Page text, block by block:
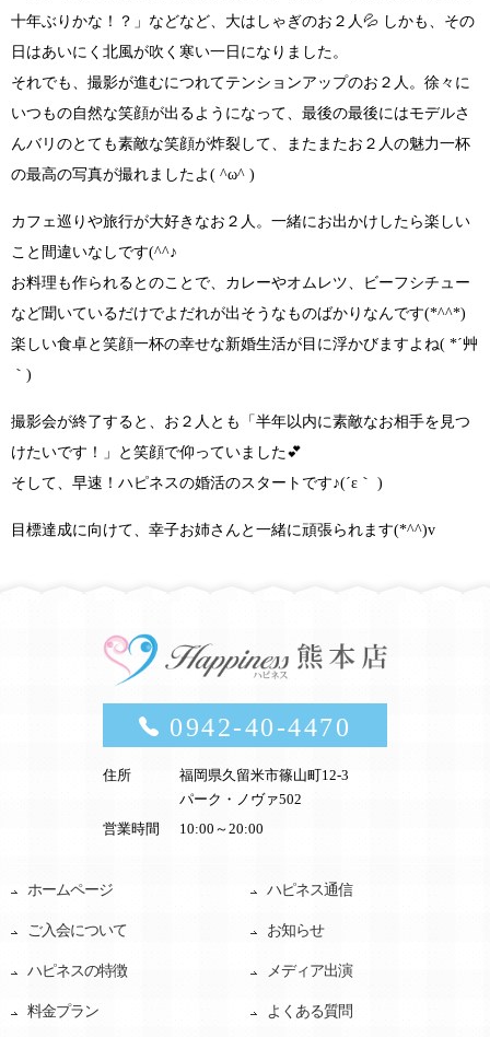
十年ぶりかな！？」 などなど、 大はしゃぎのお２人💦 しかも、その
日はあいにく北風が吹く寒い一日になりました。
それでも、 撮影が進むにつれてテンションアップのお２人。徐々に
いつもの自然な笑顔が出るようになって、 最後の最後にはモデルさ
んバリのとても素敵な笑顔が炸裂 して、またまたお２人の魅力一杯
の最高の写真が撮れましたよ ( ^ω^ )
カフェ巡りや旅行が大好きなお２人。 一緒にお出かけしたら楽しい
こと間違いなしです(^^♪
お料理も作られるとのことで、 カレーやオムレツ、ビーフシチュー
など聞いているだけでよだれが出そうなものばかりなんです(*^^*)
楽しい食卓と笑顔一杯の幸せな新婚生活が目に浮かびますよね( *´艸
｀)
撮影会が終了すると、お２人とも
「半年以内に素敵なお相手を見つ
けたいです！」
と笑顔で仰っていました💕
そして、早速！ハピネスの婚活のスタートです♪(´ε｀ )
目標達成に向けて、幸子お姉さんと一緒に頑張られます(*^^)v
0942-40-4470
住所
福岡県久留米市篠山町12-3
パーク・ノヴァ502
営業時間
10:00～20:00
ホームページ
ご入会について
ハピネスの特徴
料金プラン
ハピネス通信
お知らせ
メディア出演
よくある質問